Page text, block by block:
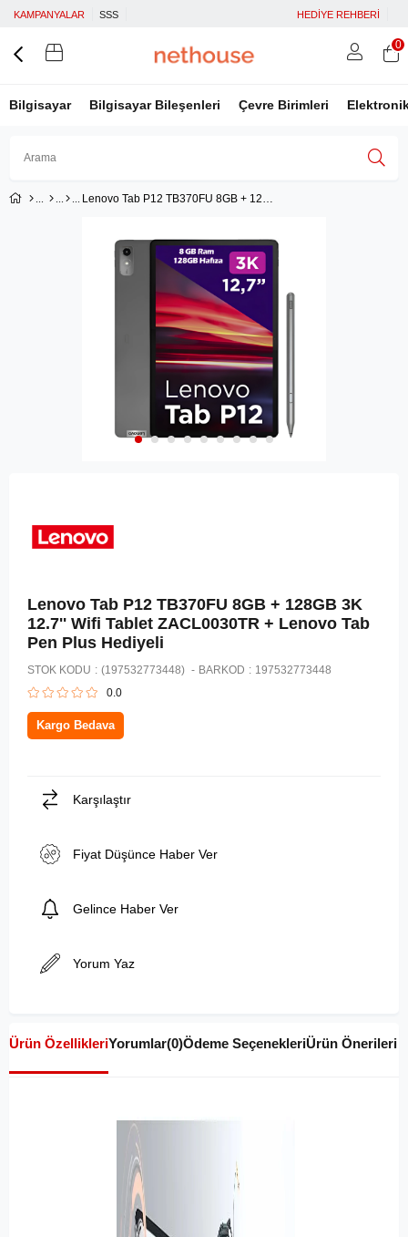
KAMPANYALAR SSS HEDİYE REHBERİ
Bilgisayar Bilgisayar Bileşenleri Çevre Birimleri
Google İle Bağlan
0
Lenovo Tab P12 TB370FU 8GB + 128GB 3K 12.7'' Wifi Tablet ZACL0030TR + Lenovo Tab Pen Plus Hediyeli
Lenovo Tab P12 TB370FU 8GB + 128GB 3K
12.7'' Wifi Tablet ZACL0030TR + Lenovo Tab
Pen Plus Hediyeli
STOK KODU (197532773448) BARKOD : 197532773448
0.0
Kargo Bedava
Karşılaştır
Fiyat Düşünce Haber Ver
Gelince Haber Ver
Yorum Yaz
Ürün ÖzellikleriYorumlar(0)Ödeme SeçenekleriÜrün Önerileri